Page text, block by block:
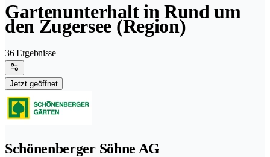
Gartenunterhalt in Rund um
den Zugersee (Region)
36 Ergebnisse
Jetzt geöffnet
Schönenberger Söhne AG